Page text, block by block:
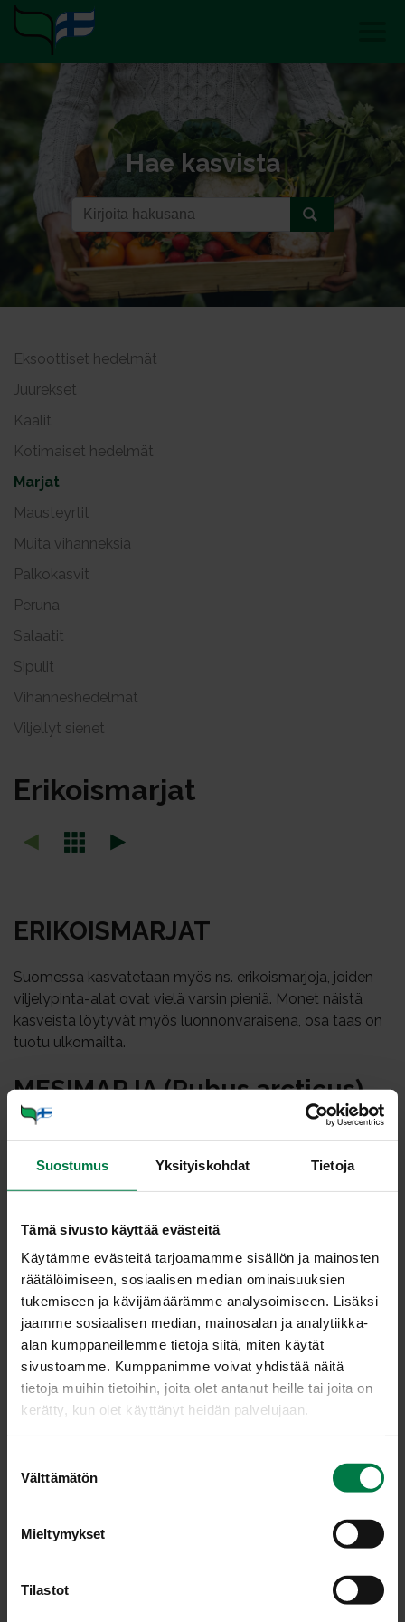
Suostumus Yksityiskohdat Tietoja
Tämä sivusto käyttää evästeitä
Käytämme evästeitä tarjoamamme sisällön ja mainosten
räätälöimiseen, sosiaalisen median ominaisuuksien
tukemiseen ja kävijämäärämme analysoimiseen. Lisäksi
jaamme sosiaalisen median, mainosalan ja analytiikka-
alan kumppaneillemme tietoja siitä, miten käytät
sivustoamme. Kumppanimme voivat yhdistää näitä
tietoja muihin tietoihin, joita olet antanut heille tai joita on
kerätty, kun olet käyttänyt heidän palvelujaan.
Välttämätön
Mieltymykset
Tilastot
Hae kasvista
Eksoottiset hedelmät
Juurekset
Kaalit
Kotimaiset hedelmät
Marjat
Mausteyrtit
Muita vihanneksia
Palkokasvit
Peruna
Salaatit
Sipulit
Vihanneshedelmät
Viljellyt sienet
Eri­kois­mar­jat
ERI­KOIS­MAR­JAT
Suomessa kasvatetaan myös ns. erikoismarjoja, joiden
viljelypinta-alat ovat vielä varsin pieniä. Monet näistä
kasveista löytyvät myös luonnonvaraisena, osa taas on
tuotu ulkomailta.
ME­SI­MAR­JA (Ru­bus arc­ti­cus)
kunnolla marjovana sitä löytää vain kapealta
pääasiassa liköörien ja hillojen valmistukseen. Mesimarja
vähintään kahta lajiketta, joista yleisimmät ovat 'Pima' ja
'Mespi'.
TYR­NI (Hip­pop­hae rham­noi­
des)
Tyrni kasvaa Suomessa luonnonvaraisena lähinnä
merenrannoilla. Sen runsaan C-vitamiinipitoisuuden (200
muualla maassa. Tyrni on kaksikotinen kasvi eli
marjoakseen se tarvitsee sekä hede- että emikasvit,
parhaiten viljelyyn sopivat kotimaiset jalosteet 'Raisa' ja
'Rudolf'. Tyrniä käytetään mehuina ja hilloina ja myös
PEN­SAS­MUS­TIK­KA / KA­NA­